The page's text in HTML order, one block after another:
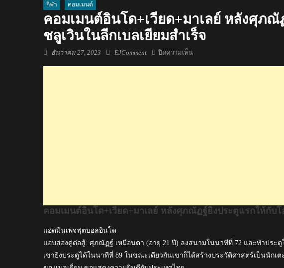
กีฬา คอมเมนต์
คอมเมนต์อินโด+เวียด+มาเลย์ หลังศุภณั
ชลูเวินในลีกเบลเยียมสำเร็จ
Posted
ธันวาคม 27, 2023 Author
EJComment ปิดความเห็น
กับ
ชลูเวิน
ใน
คอมเมนต์อินโด+เวียด+มาเลย์ หลังศุภณัฏฐ์ยิงประตูแรกให้กับโ
แอดมินเพจฟุตบอลอินโด
แอบส่องคู่ต่อสู้: ศุภณัฏฐ์ เหมือนตา (อายุ 21 ปี) ลงสนามในนาทีที่ 72 และทำประตู
เขายิงประตูได้ในนาทีที่ 89 ในขณะเดียวกันเขาก็ได้สร้างประวัติศาสตร์เป็นนัก